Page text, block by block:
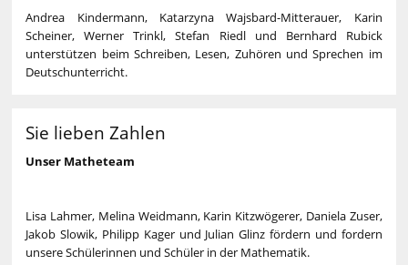
Andrea Kindermann, Katarzyna Wajsbard-Mitterauer, Karin
Scheiner, Werner Trinkl, Stefan Riedl und Bernhard Rubick
unterstützen beim Schreiben, Lesen, Zuhören und Sprechen im
Deutschunterricht.
Sie lieben Zahlen
Unser Matheteam
Lisa Lahmer, Melina Weidmann, Karin Kitzwögerer, Daniela Zuser,
Jakob Slowik, Philipp Kager und Julian Glinz fördern und fordern
unsere Schülerinnen und Schüler in der Mathematik.